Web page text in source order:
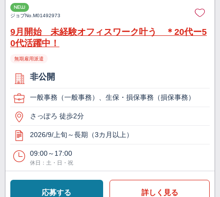
NEW
ジョブNo.M01492973
9月開始 未経験オフィスワーク叶う ＊20代ー5
0代活躍中！
無期雇用派遣
非公開
一般事務（一般事務）、生保・損保事務（損保事務）
さっぽろ 徒歩2分
2026/9/上旬～長期（3カ月以上）
09:00～17:00
休日：土・日・祝
応募する 詳しく見る